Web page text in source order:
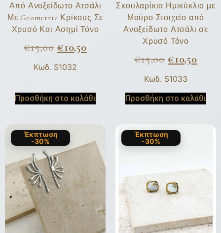
Από Ανοξείδωτο Ατσάλι
Με Geometric Κρίκους Σε
Χρυσό Και Ασημί Τόνο
€15,00 €10,50
Κωδ. S1032
Προσθήκη στο καλάθι
Σκουλαρίκια Ημικύκλιο με
Μαύρο Στοιχείο από
Ανοξείδωτο Ατσάλι σε
Χρυσό Τόνο
€15,00 €10,50
Κωδ. S1033
Προσθήκη στο καλάθι
Έκπτωση
-30%
Έκπτωση
-30%